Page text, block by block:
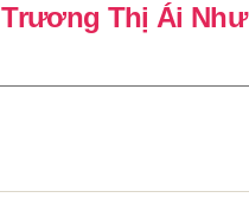
Trương Thị Ái Như